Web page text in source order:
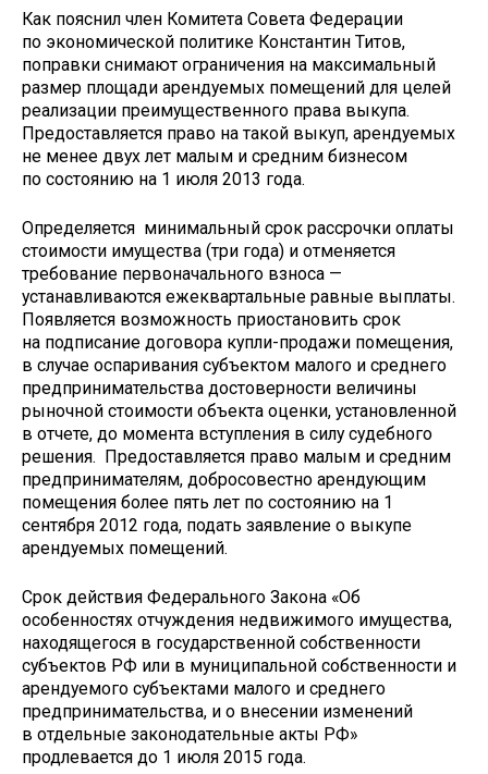
Как пояснил член Комитета Совета Федерации
по экономической политике Константин Титов,
поправки снимают ограничения на максимальный
размер площади арендуемых помещений для целей
реализации преимущественного права выкупа.
Предоставляется право на такой выкуп, арендуемых
не менее двух лет малым и средним бизнесом
по состоянию на 1 июля 2013 года.
Определяется минимальный срок рассрочки оплаты
стоимости имущества (три года) и отменяется
требование первоначального взноса —
устанавливаются ежеквартальные равные выплаты.
Появляется возможность приостановить срок
на подписание договора купли-продажи помещения,
в случае оспаривания субъектом малого и среднего
предпринимательства достоверности величины
рыночной стоимости объекта оценки, установленной
в отчете, до момента вступления в силу судебного
решения. Предоставляется право малым и средним
предпринимателям, добросовестно арендующим
помещения более пять лет по состоянию на 1
сентября 2012 года, подать заявление о выкупе
арендуемых помещений.
Срок действия Федерального Закона «Об
особенностях отчуждения недвижимого имущества,
находящегося в государственной собственности
субъектов РФ или в муниципальной собственности и
арендуемого субъектами малого и среднего
предпринимательства, и о внесении изменений
в отдельные законодательные акты РФ»
продлевается до 1 июля 2015 года.